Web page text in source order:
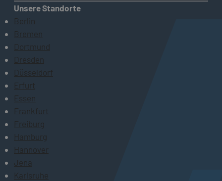
Unsere Standorte
Berlin
Bremen
Dortmund
Dresden
Düsseldorf
Erfurt
Essen
Frankfurt
Freiburg
Hamburg
Hannover
Jena
Karlsruhe